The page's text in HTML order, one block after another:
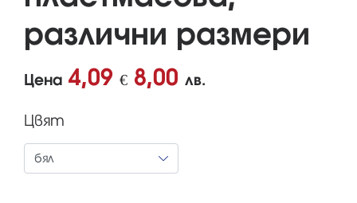
различни размери
Цена 4,09 € 8,00 лв.
Цвят